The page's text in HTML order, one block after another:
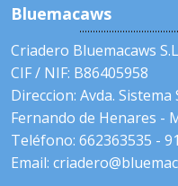
Bluemacaws
Criadero Bluemacaws
CIF / NIF: B86405958
Direccion: Avda.
Fernando de Henares -
Teléfono: 662363535 -
Email: